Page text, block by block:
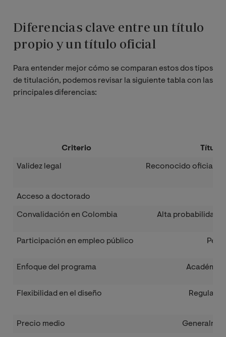
Diferencias clave entre un título
propio y un título oficial
Para entender mejor cómo se comparan estos dos tipos
de titulación, podemos revisar la siguiente tabla con las
principales diferencias:
Criterio Título
Validez legal
Reconocido
Acceso a doctorado
Convalidación en Colombia Alta probabilidad
Participación en empleo público
Enfoque del programa
Flexibilidad en el diseño
Precio medio